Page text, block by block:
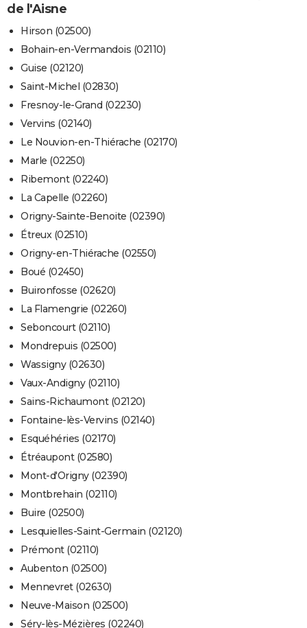
de l'Aisne
Hirson (02500)
Bohain-en-Vermandois (02110)
Guise (02120)
Saint-Michel (02830)
Fresnoy-le-Grand (02230)
Vervins (02140)
Le Nouvion-en-Thiérache (02170)
Marle (02250)
Ribemont (02240)
La Capelle (02260)
Origny-Sainte-Benoite (02390)
Étreux (02510)
Origny-en-Thiérache (02550)
Boué (02450)
Buironfosse (02620)
La Flamengrie (02260)
Seboncourt (02110)
Mondrepuis (02500)
Wassigny (02630)
Vaux-Andigny (02110)
Sains-Richaumont (02120)
Fontaine-lès-Vervins (02140)
Esquéhéries (02170)
Étréaupont (02580)
Mont-d'Origny (02390)
Montbrehain (02110)
Buire (02500)
Lesquielles-Saint-Germain (02120)
Prémont (02110)
Aubenton (02500)
Mennevret (02630)
Neuve-Maison (02500)
Séry-lès-Mézières (02240)